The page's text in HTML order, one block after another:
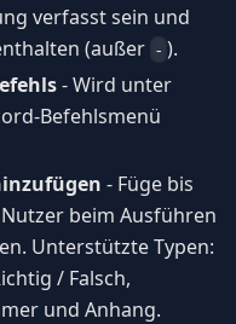
verfasst sein und
(außer - ).
- Wird unter
Befehlsmenü
- Füge bis
beim Ausführen
Unterstützte Typen:
/ Falsch,
und Anhang.